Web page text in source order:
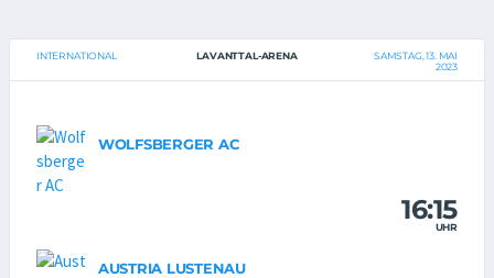
INTERNATIONAL LAVANTTAL-ARENA
SAMSTAG, 13. MAI
2023
WOLFSBERGER AC
16:15
UHR
AUSTRIA LUSTENAU